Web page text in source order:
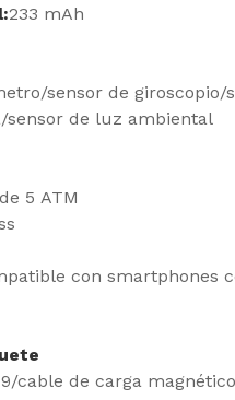
233 mAh
sensor de giroscopio/
de luz ambiental
5 ATM
con smartphones
cable de carga